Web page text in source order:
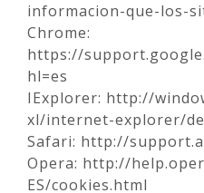
informacion-que-los-
Chrome:
https://
hl=es
IExplorer: http://
xl/internet-explorer/
Safari: http://
Opera: http://
ES/cookies.html